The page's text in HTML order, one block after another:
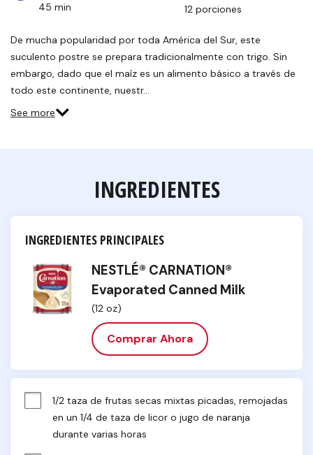
45 min 12 porciones
De mucha popularidad por toda América del Sur, este
suculento postre se prepara tradicionalmente con trigo. Sin
embargo, dado que el maíz es un alimento básico a través de
todo este continente, nuestr…
See more
INGREDIENTES
INGREDIENTES PRINCIPALES
NESTLÉ® CARNATION®
Evaporated Canned Milk
(12 oz)
Comprar Ahora
1/2 taza de frutas secas mixtas picadas, remojadas
en un 1/4 de taza de licor o jugo de naranja
durante varias horas